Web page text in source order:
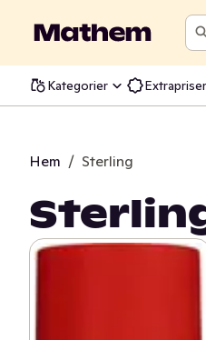
Kategorier Extrapriser
Hem / Sterling